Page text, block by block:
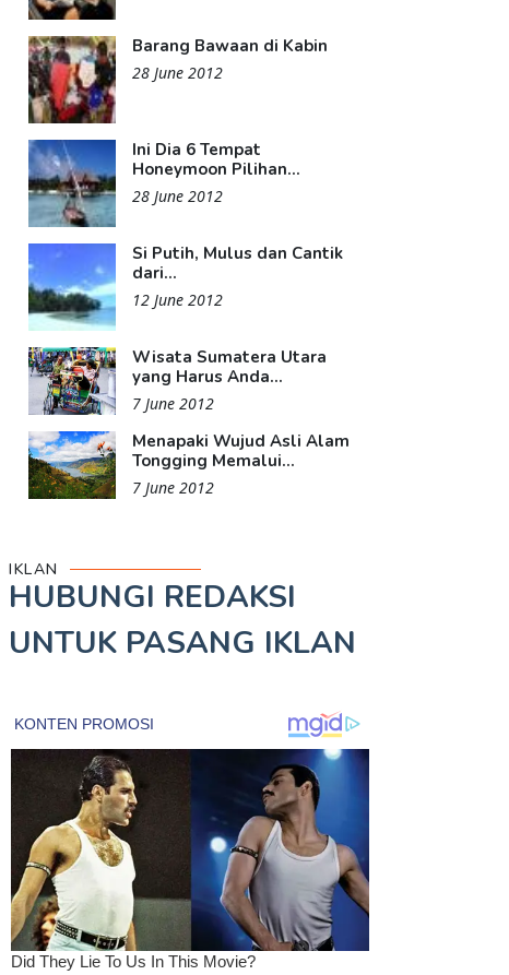
Barang Bawaan di Kabin
28 June 2012
Ini Dia 6 Tempat
Honeymoon Pilihan...
28 June 2012
Si Putih, Mulus dan Cantik
dari...
12 June 2012
Wisata Sumatera Utara
yang Harus Anda...
7 June 2012
Menapaki Wujud Asli Alam
Tongging Memalui...
7 June 2012
IKLAN
HUBUNGI REDAKSI
UNTUK PASANG IKLAN